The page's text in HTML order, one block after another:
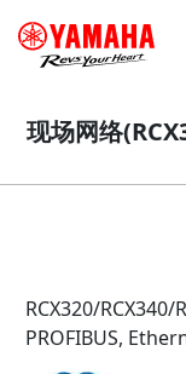
现场网络
RCX320/
PROFIBUS,